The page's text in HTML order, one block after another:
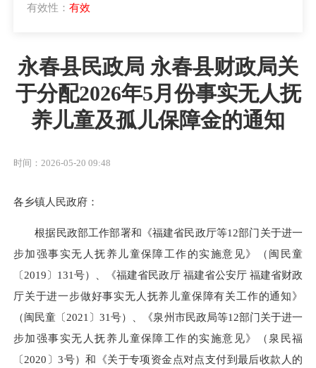
有效性： 有效
永春县民政局 永春县财政局关
于分配2026年5月份事实无人抚
养儿童及孤儿保障金的通知
时间：2026-05-20 09:48
各乡镇人民政府：
根据民政部工作部署和《福建省民政厅等12部门关于进一
步加强事实无人抚养儿童保障工作的实施意见》（闽民童
〔2019〕131号）、《福建省民政厅 福建省公安厅 福建省财政
厅关于进一步做好事实无人抚养儿童保障有关工作的通知》
（闽民童〔2021〕31号）、《泉州市民政局等12部门关于进一
步加强事实无人抚养儿童保障工作的实施意见》（泉民福
〔2020〕3号）和《关于专项资金点对点支付到最后收款人的